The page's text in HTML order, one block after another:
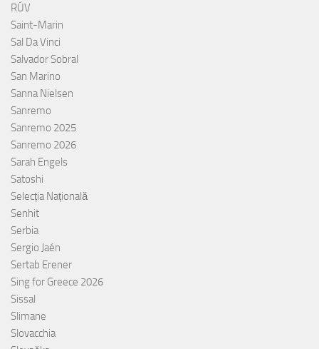
RÚV
Saint-Marin
Sal Da Vinci
Salvador Sobral
San Marino
Sanna Nielsen
Sanremo
Sanremo 2025
Sanremo 2026
Sarah Engels
Satoshi
Selecția Națională
Senhit
Serbia
Sergio Jaén
Sertab Erener
Sing for Greece 2026
Sissal
Slimane
Slovacchia